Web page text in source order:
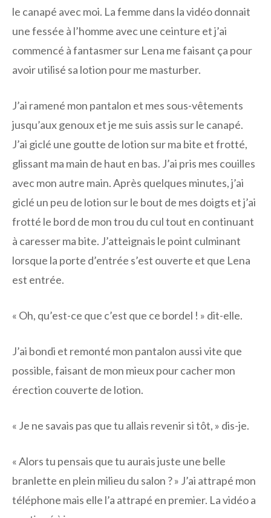
le canapé avec moi. La femme dans la vidéo donnait
une fessée à l’homme avec une ceinture et j’ai
commencé à fantasmer sur Lena me faisant ça pour
avoir utilisé sa lotion pour me masturber.
J’ai ramené mon pantalon et mes sous-vêtements
jusqu’aux genoux et je me suis assis sur le canapé.
J’ai giclé une goutte de lotion sur ma bite et frotté,
glissant ma main de haut en bas. J’ai pris mes couilles
avec mon autre main. Après quelques minutes, j’ai
giclé un peu de lotion sur le bout de mes doigts et j’ai
frotté le bord de mon trou du cul tout en continuant
à caresser ma bite. J’atteignais le point culminant
lorsque la porte d’entrée s’est ouverte et que Lena
est entrée.
« Oh, qu’est-ce que c’est que ce bordel ! » dit-elle.
J’ai bondi et remonté mon pantalon aussi vite que
possible, faisant de mon mieux pour cacher mon
érection couverte de lotion.
« Je ne savais pas que tu allais revenir si tôt, » dis-je.
« Alors tu pensais que tu aurais juste une belle
branlette en plein milieu du salon ? » J’ai attrapé mon
téléphone mais elle l’a attrapé en premier. La vidéo a